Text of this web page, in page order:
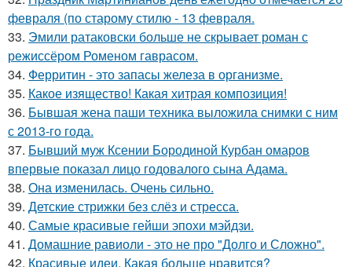
февраля (по старому стилю - 13 февраля.
33. Эмили ратаковски больше не скрывает роман с
режиссёром Роменом гаврасом.
34. Ферритин - это запасы железа в организме.
35. Какое изящество! Какая хитрая композиция!
36. Бывшая жена паши техника выложила снимки с ним
с 2013-го года.
37. Бывший муж Ксении Бородиной Курбан омаров
впервые показал лицо годовалого сына Адама.
38. Она изменилась. Очень сильно.
39. Детские стрижки без слёз и стресса.
40. Самые красивые гейши эпохи мэйдзи.
41. Домашние равиоли - это не про "Долго и Сложно".
42. Красивые идеи. Какая больше нравится?